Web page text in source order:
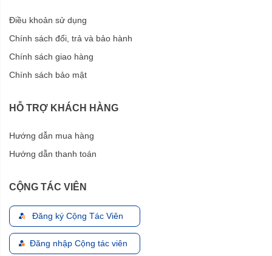
Điều khoản sử dụng
Chính sách đổi, trả và bảo hành
Chính sách giao hàng
Chính sách bảo mật
HỖ TRỢ KHÁCH HÀNG
Hướng dẫn mua hàng
Hướng dẫn thanh toán
CỘNG TÁC VIÊN
Đăng ký Cộng Tác Viên
Đăng nhập Cộng tác viên